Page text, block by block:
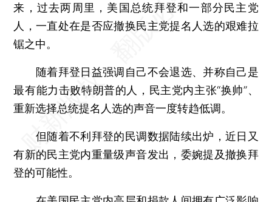
来，过去两周里，美国总统拜登和一部分民主党
人，一直处在是否应撤换民主党提名人选的艰难拉
锯之中。
随着拜登日益强调自己不会退选、并称自己是
最有能力击败特朗普的人，民主党内主张“换帅”、
重新选择总统提名人选的声音一度转趋低调。
但随着不利拜登的民调数据陆续出炉，近日又
有新的民主党内重量级声音发出，委婉提及撤换拜
登的可能性。